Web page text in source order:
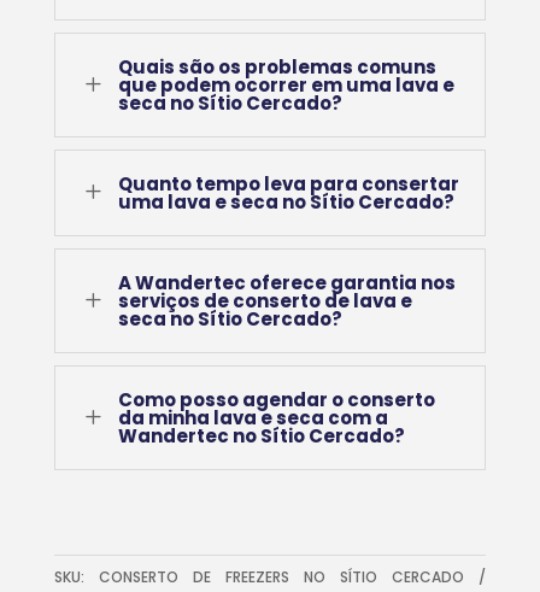
L
Quais são os problemas comuns
que podem ocorrer em uma lava e
seca no Sítio Cercado?
L Quanto tempo leva para consertar
uma lava e seca no Sítio Cercado?
L
A Wandertec oferece garantia nos
serviços de conserto de lava e
seca no Sítio Cercado?
L
Como posso agendar o conserto
da minha lava e seca com a
Wandertec no Sítio Cercado?
SKU: CONSERTO DE FREEZERS NO SÍTIO CERCADO